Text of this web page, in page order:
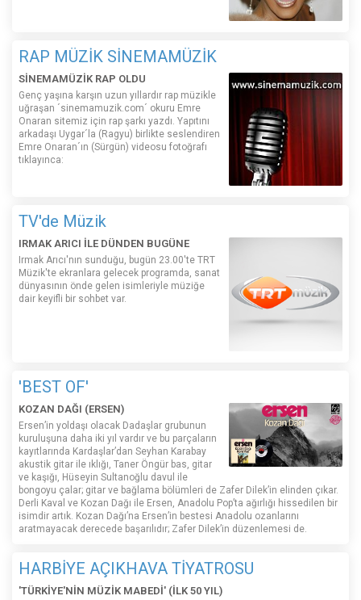
RAP MÜZİK SİNEMAMÜZİK
SİNEMAMÜZİK RAP OLDU
Genç yaşına karşın uzun yıllardır rap müzikle
uğraşan ´sinemamuzik.com´ okuru Emre
Onaran sitemiz için rap şarkı yazdı. Yapıtını
arkadaşı Uygar´la (Ragyu) birlikte seslendiren
Emre Onaran´ın (Sürgün) videosu fotoğrafı
tıklayınca:
TV'de Müzik
IRMAK ARICI İLE DÜNDEN BUGÜNE
Irmak Arıcı'nın sunduğu, bugün 23.00'te TRT
Müzik'te ekranlara gelecek programda, sanat
dünyasının önde gelen isimleriyle müziğe
dair keyifli bir sohbet var.
'BEST OF'
KOZAN DAĞI (ERSEN)
Ersen’in yoldaşı olacak Dadaşlar grubunun
kuruluşuna daha iki yıl vardır ve bu parçaların
kayıtlarında Kardaşlar’dan Seyhan Karabay
akustik gitar ile ıklığı, Taner Öngür bas, gitar
ve kaşığı, Hüseyin Sultanoğlu davul ile
bongoyu çalar; gitar ve bağlama bölümleri de Zafer Dilek’in elinden çıkar.
Derli Kaval ve Kozan Dağı ile Ersen, Anadolu Pop’ta ağırlığı hissedilen bir
isimdir artık. Kozan Dağı’na Ersen’in bestesi Anadolu ozanlarını
aratmayacak derecede başarılıdır; Zafer Dilek’in düzenlemesi de.
HARBİYE AÇIKHAVA TİYATROSU
'TÜRKİYE'NİN MÜZİK MABEDİ' (İLK 50 YIL)